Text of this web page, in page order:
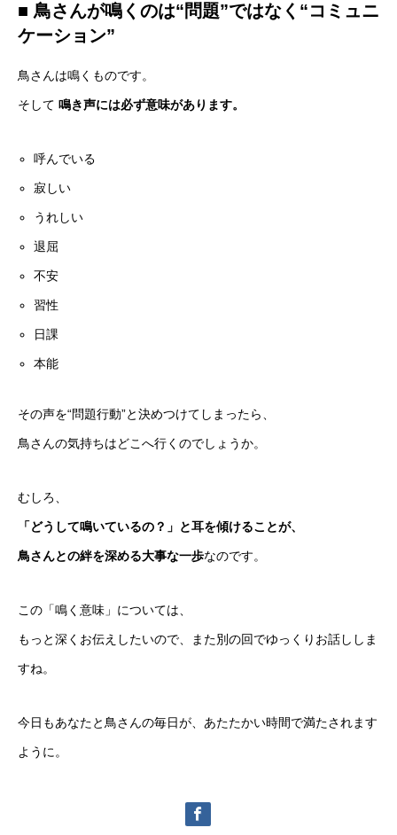
■ 鳥さんが鳴くのは“問題”ではなく“コミュニ
ケーション”
鳥さんは鳴くものです。
そして 鳴き声には必ず意味があります。
呼んでいる
寂しい
うれしい
退屈
不安
習性
日課
本能
その声を“問題行動”と決めつけてしまったら、
鳥さんの気持ちはどこへ行くのでしょうか。
むしろ、
「どうして鳴いているの？」と耳を傾けることが、
鳥さんとの絆を深める大事な一歩なのです。
この「鳴く意味」については、
もっと深くお伝えしたいので、また別の回でゆっくりお話ししま
すね。
今日もあなたと鳥さんの毎日が、あたたかい時間で満たされます
ように。